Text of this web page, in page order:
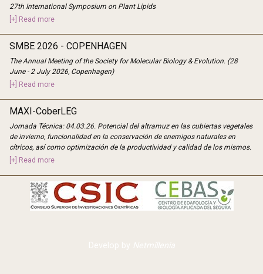
27th International Symposium on Plant Lipids
[+] Read more
SMBE 2026 - COPENHAGEN
The Annual Meeting of the Society for Molecular Biology & Evolution. (28
June - 2 July 2026, Copenhagen)
[+] Read more
MAXI-CoberLEG
Jornada Técnica: 04.03.26. Potencial del altramuz en las cubiertas vegetales
de invierno, funcionalidad en la conservación de enemigos naturales en
cítricos, así como optimización de la productividad y calidad de los mismos.
[+] Read more
Develop by Netmillenia